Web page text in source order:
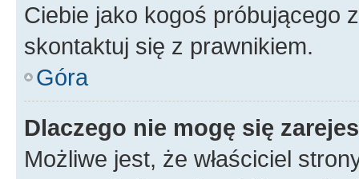
Ciebie jako kogoś próbującego
skontaktuj się z prawnikiem.
Góra
Dlaczego nie mogę się
Możliwe jest, że właściciel